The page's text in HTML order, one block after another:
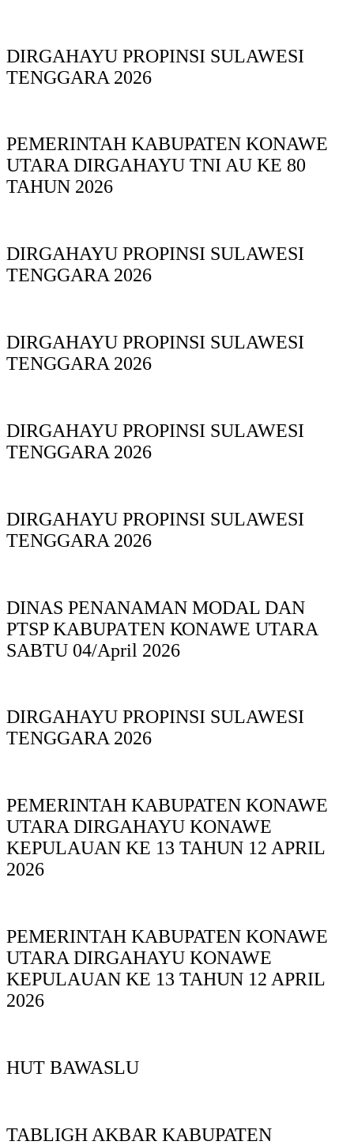
DIRGAHAYU PROPINSI SULAWESI
TENGGARA 2026
PEMERINTAH KABUPATEN KONAWE
UTARA DIRGAHAYU TNI AU KE 80
TAHUN 2026
DIRGAHAYU PROPINSI SULAWESI
TENGGARA 2026
DIRGAHAYU PROPINSI SULAWESI
TENGGARA 2026
DIRGAHAYU PROPINSI SULAWESI
TENGGARA 2026
DIRGAHAYU PROPINSI SULAWESI
TENGGARA 2026
DINAS PΕΝΑΝΑΜAN MODAL DAN
PTSP KABUPAΤΕΝ ΚΟNAWE UTARA
SABTU 04/April 2026
DIRGAHAYU PROPINSI SULAWESI
TENGGARA 2026
PEMERINTAH KABUPATEN KONAWE
UTARA DIRGAHAYU KONAWE
KEPULAUAN KE 13 TAHUN 12 APRIL
2026
PEMERINTAH KABUPATEN KONAWE
UTARA DIRGAHAYU KONAWE
KEPULAUAN KE 13 TAHUN 12 APRIL
2026
HUT BAWASLU
TABLIGH AKBAR KABUPATEN